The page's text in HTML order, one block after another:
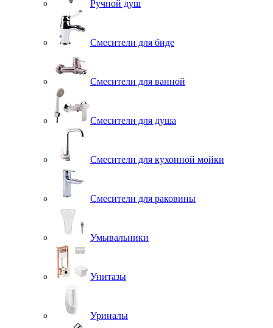
Ручной душ
Смесители для биде
Смесители для ванной
Смесители для душа
Смесители для кухонной мойки
Смесители для раковины
Умывальники
Унитазы
Уриналы